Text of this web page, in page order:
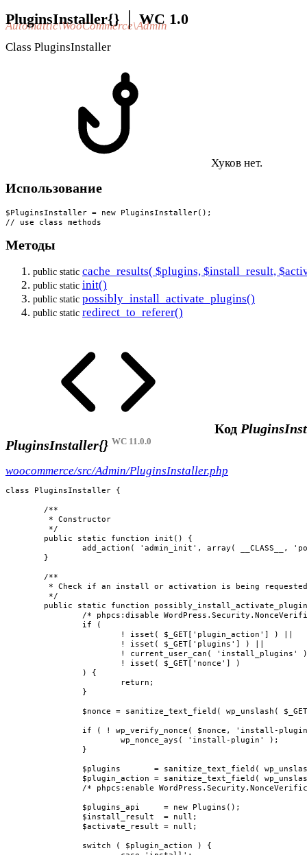
Automattic\WooCommerce\Admin
PluginsInstaller{} │ WC 1.0
Class PluginsInstaller
Хуков нет.
Использование
$PluginsInstaller = new PluginsInstaller();
// use class methods
Методы
public static cache_results( $plugins, $install_result,
public static init()
public static possibly_install_activate_plugins()
public static redirect_to_referer()
Код
PluginsInstaller{} WC 11.0.0
woocommerce/src/Admin/PluginsInstaller.php
class PluginsInstaller {